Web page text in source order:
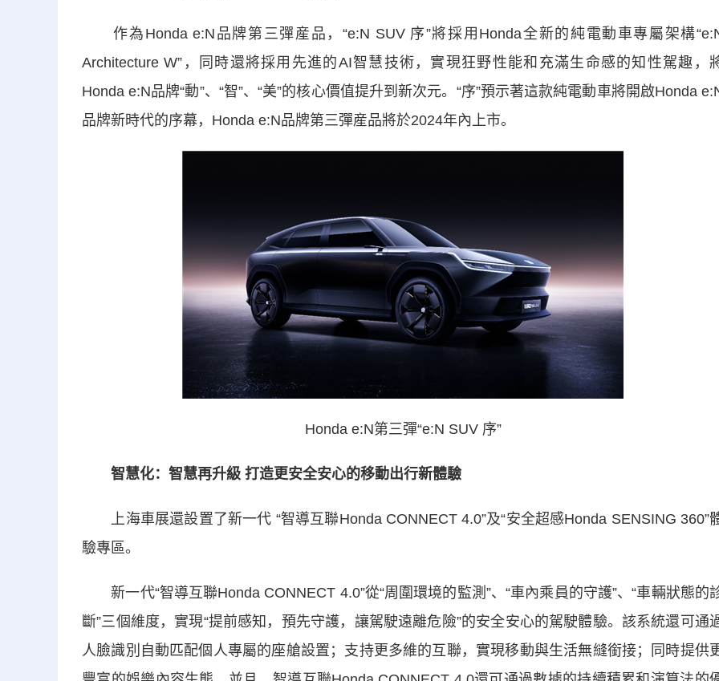
作為Honda e:N品牌第三彈産品，“e:N SUV 序”將採用Honda全新的純電動車專屬架構
Architecture W”，同時還將採用先進的AI智慧技術，實現狂野性能和充滿生命感的知性駕趣，
Honda e:N品牌“動”、“智”、“美”的核心價值提升到新次元。“序”預示著這款純電動車將開啟Honda
品牌新時代的序幕，Honda e:N品牌第三彈産品將於2024年內上市。
Honda e:N第三彈“e:N SUV 序”
智慧化：智慧再升級 打造更安全安心的移動出行新體驗
上海車展還設置了新一代 “智導互聯Honda CONNECT 4.0”及“安全超感Honda SENSING 360”
驗專區。
新一代“智導互聯Honda CONNECT 4.0”從“周圍環境的監測”、“車內乘員的守護”、“車輛狀態的
斷”三個維度，實現“提前感知，預先守護，讓駕駛遠離危險”的安全安心的駕駛體驗。該系統還可通
人臉識別自動匹配個人專屬的座艙設置；支持更多維的互聯，實現移動與生活無縫銜接；同時提供